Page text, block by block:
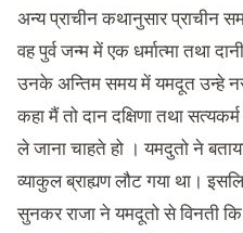
अन्य प्राचीन कथानुसार प्राचीन
वह पुर्व जन्म में एक धर्मात्मा तथा
उनके अन्तिम समय में यमदूत उन्हे
कहा मैं तो दान दक्षिणा तथा
ले जाना चाहते हो । यमदुतो ने
व्याकुल ब्राह्यण लौट गया था।
सुनकर राजा ने यमदूतो से विनती